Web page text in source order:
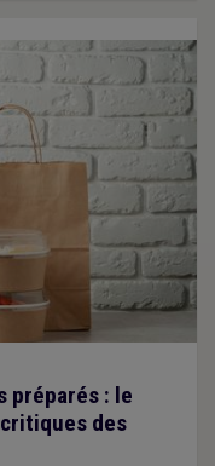
préparés : le
des